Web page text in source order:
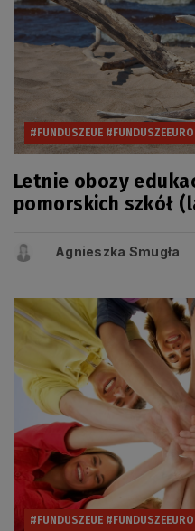
#FUNDUSZEUE
Letnie obozy
pomorskich szkół
Agnieszka Smugła
#FUNDUSZEUE